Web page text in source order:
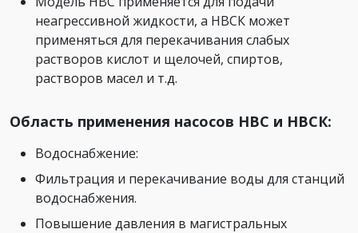
неагрессивной жидкости, а НВСК может
применяться для перекачивания слабых
растворов кислот и щелочей, спиртов,
растворов масел и т.д.
Область применения насосов НВС и НВСК:
Водоснабжение:
Фильтрация и перекачивание воды для станций
водоснабжения.
Повышение давления в магистральных